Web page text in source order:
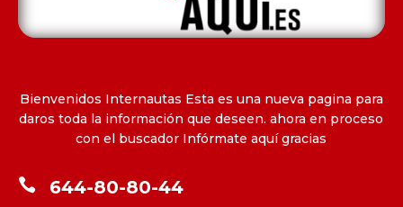
Bienvenidos Internautas Esta es una nueva pagina para
daros toda la información que deseen. ahora en proceso
con el buscador Infórmate aquí gracias
 644-80-80-44